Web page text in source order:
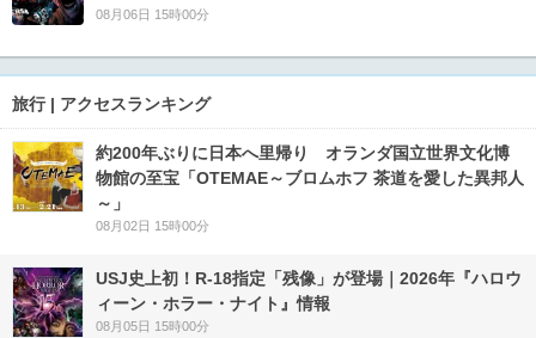
08月06日 15時00分
旅行 | アクセスランキング
約200年ぶりに日本へ里帰り オランダ国立世界文化博
物館の至宝「OTEMAE～ブロムホフ 茶道を愛した異邦人
～」
08月02日 15時00分
USJ史上初！R-18指定「残像」が登場｜2026年『ハロウ
ィーン・ホラー・ナイト』情報
08月05日 15時00分